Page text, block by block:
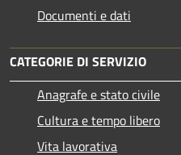
Documenti e dati
CATEGORIE DI SERVIZIO
Anagrafe e stato civile
Cultura e tempo libero
Vita lavorativa